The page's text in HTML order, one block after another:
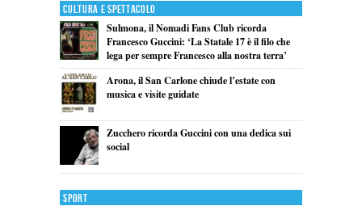
Cultura e Spettacolo
Sulmona, il Nomadi Fans Club ricorda
Francesco Guccini: ‘La Statale 17 è il filo che
lega per sempre Francesco alla nostra terra’
Arona, il San Carlone chiude l’estate con
musica e visite guidate
Zucchero ricorda Guccini con una dedica sui
social
Sport